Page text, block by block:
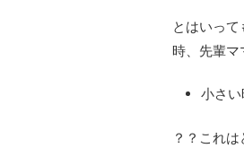
とはいっ
時、先輩マ
小さ
？？これ